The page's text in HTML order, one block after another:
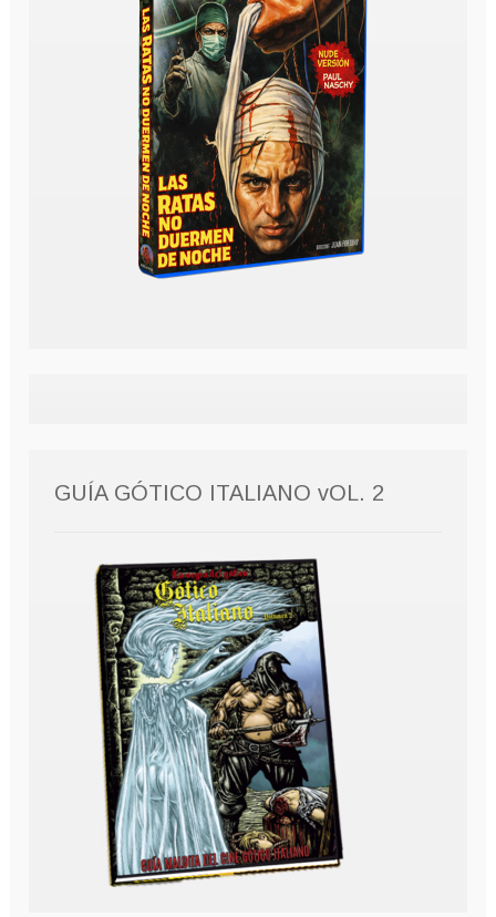
GUÍA GÓTICO ITALIANO vOL. 2